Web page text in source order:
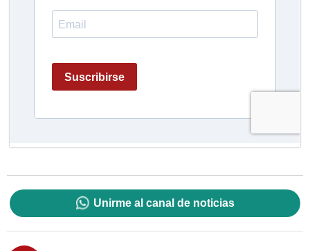
Unirme al canal de noticias